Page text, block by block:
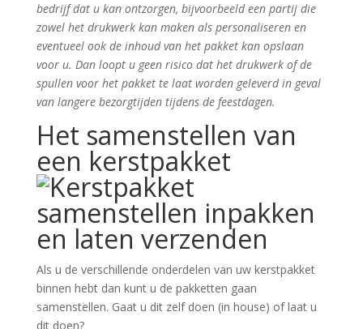
bedrijf dat u kan ontzorgen, bijvoorbeeld een partij die
zowel het drukwerk kan maken als personaliseren en
eventueel ook de inhoud van het pakket kan opslaan
voor u. Dan loopt u geen risico dat het drukwerk of de
spullen voor het pakket te laat worden geleverd in geval
van langere bezorgtijden tijdens de feestdagen.
Het samenstellen van
een kerstpakket
Als u de verschillende onderdelen van uw kerstpakket
binnen hebt dan kunt u de pakketten gaan
samenstellen. Gaat u dit zelf doen (in house) of laat u
dit doen?